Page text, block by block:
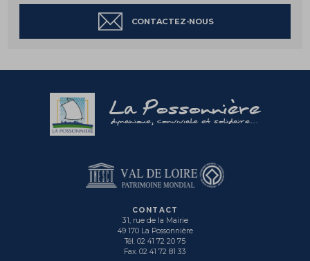
CONTACTEZ-NOUS
La Possonnière
dynamique, conviviale et solidaire...
CONTACT
31, rue de la Mairie
49 170 La Possonnière
Tél. 02 41 72 20 75
Fax. 02 41 72 81 33